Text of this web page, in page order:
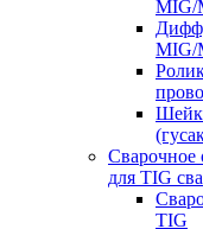
MIG/
MIG/
Сварочное
для TIG
TIG